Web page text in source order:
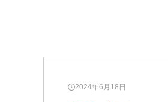
2024年6月18日